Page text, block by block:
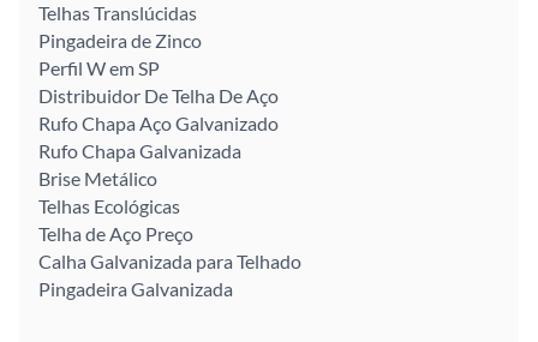
Telhas Translúcidas
Pingadeira de Zinco
Perfil W em SP
Distribuidor De Telha De Aço
Rufo Chapa Aço Galvanizado
Rufo Chapa Galvanizada
Brise Metálico
Telhas Ecológicas
Telha de Aço Preço
Calha Galvanizada para Telhado
Pingadeira Galvanizada